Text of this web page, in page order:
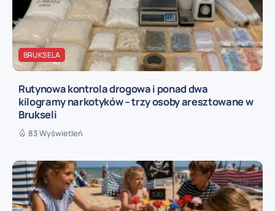
BRUKSELA
Rutynowa kontrola drogowa i ponad dwa
kilogramy narkotyków – trzy osoby aresztowane w
Brukseli
83 Wyświetleń